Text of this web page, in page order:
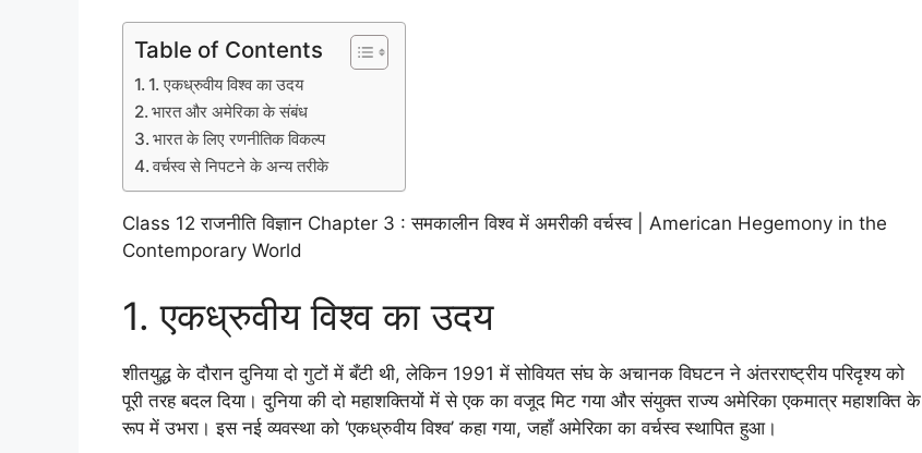
Table of Contents
1. एकध्रुवीय विश्व का उदय
भारत और अमेरिका के संबंध
भारत के लिए रणनीतिक विकल्प
वर्चस्व से निपटने के अन्य तरीके
Class 12 राजनीति विज्ञान Chapter 3 : समकालीन विश्व में अमरीकी वर्चस्व | American Hegemony in the
Contemporary World
1. एकध्रुवीय विश्व का उदय
शीतयुद्ध के दौरान दुनिया दो गुटों में बँटी थी, लेकिन 1991 में सोवियत संघ के अचानक विघटन ने अंतरराष्ट्रीय परिदृश्य को
पूरी तरह बदल दिया। दुनिया की दो महाशक्तियों में से एक का वजूद मिट गया और संयुक्त राज्य अमेरिका एकमात्र महाशक्ति के
रूप में उभरा। इस नई व्यवस्था को ‘एकध्रुवीय विश्व’ कहा गया, जहाँ अमेरिका का वर्चस्व स्थापित हुआ।